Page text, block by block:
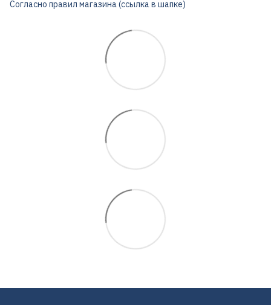
Согласно правил магазина (ссылка в шапке)